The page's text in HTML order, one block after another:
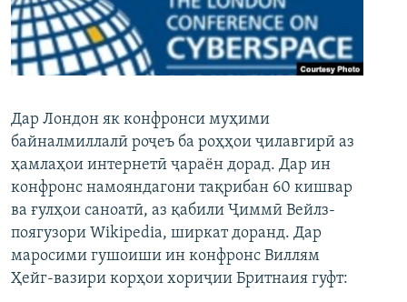
ГУЗОРИШҲОИ РАДИОӢ
Русский
Ҳамаи сомонаҳои RFE/RL
Дар Лондон як конфронси муҳими
байналмиллалӣ роҷеъ ба роҳҳои ҷилавгирӣ аз
ҳамлаҳои интернетӣ ҷараён дорад. Дар ин
конфронс намояндагони тақрибан 60 кишвар
ва ғулҳои саноатӣ, аз қабили Ҷиммӣ Вейлз-
поягузори Wikipedia, ширкат доранд. Дар
маросими гушоиши ин конфронс Виллям
Ҳейг-вазири корҳои хориҷии Бритнаия гуфт: